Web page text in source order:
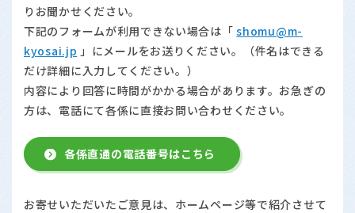
りお聞かせください。
下記のフォームが利用できない場合は「 shomu@m-
kyosai.jp 」にメールをお送りください。（件名はできる
だけ詳細に入力してください。）
内容により回答に時間がかかる場合があります。お急ぎの
方は、電話にて各係に直接お問い合わせください。
各係直通の電話番号はこちら
お寄せいただいたご意見は、ホームページ等で紹介させて